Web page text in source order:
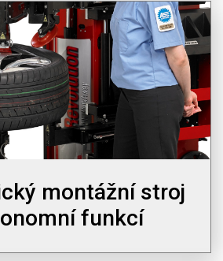
montážní stroj
funkcí